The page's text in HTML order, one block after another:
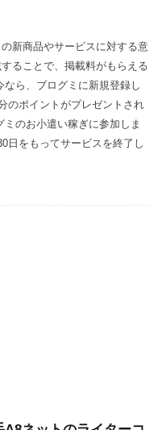
新商品やサービスに対する意
ることで、掲載料がもらえる
ら、ブログミに新規登録し
のポイントがプレゼントされ
のお小遣い稼ぎに参加しま
日をもってサービスを終了し